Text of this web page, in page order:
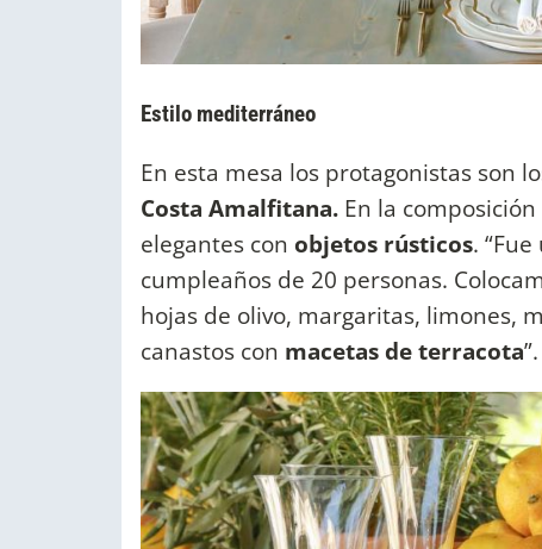
Estilo mediterráneo
En esta mesa los protagonistas son
Costa Amalfitana. En la
elegantes con objetos rústicos.
cumpleaños de 20 personas.
hojas de olivo, margaritas, limones,
canastos con macetas de terracota”.